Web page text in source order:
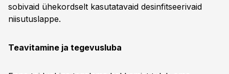
sobivaid ühekordselt kasutatavaid desinfitseerivaid
niisutuslappe.
Teavitamine ja tegevusluba